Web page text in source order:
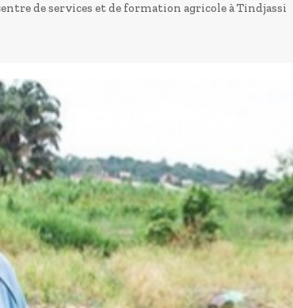
de services et de formation agricole à Tindjassi